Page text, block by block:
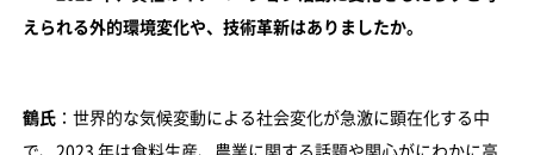
えられる外的環境変化や、技術革新はありましたか。
鶴氏 ：世界的な気候変動による社会変化が急激に顕在化する中
で、2023 年は食料生産、農業に関する話題や関心がにわかに高